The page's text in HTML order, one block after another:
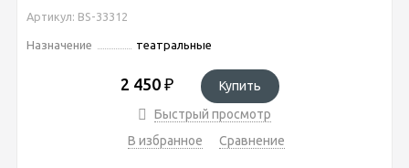
Артикул: BS-33312
Назначение театральные
2 450 ₽
Купить
Быстрый просмотр
В избранное
Сравнение